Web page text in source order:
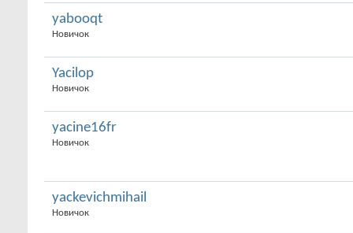
yabooqt
Новичок
Yacilop
Новичок
yacine16fr
Новичок
yackevichmihail
Новичок